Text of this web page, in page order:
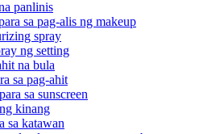
panlinis
sa pag-alis ng makeup
spray
ng setting
na bula
sa pag-ahit
sa sunscreen
kinang
sa katawan